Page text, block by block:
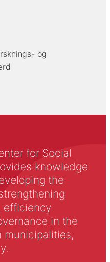
og
for Social
knowledge
the
efficiency
in the
municipalities,